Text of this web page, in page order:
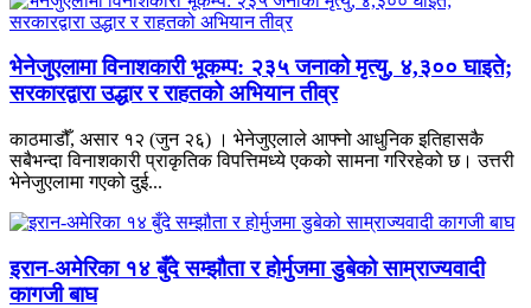
भेनेजुएलामा विनाशकारी भूकम्प: २३५ जनाको मृत्यु, ४,३०० घाइते;
सरकारद्वारा उद्धार र राहतको अभियान तीव्र
काठमाडौँ, असार १२ (जुन २६) । भेनेजुएलाले आफ्नो आधुनिक इतिहासकै
सबैभन्दा विनाशकारी प्राकृतिक विपत्तिमध्ये एकको सामना गरिरहेको छ। उत्तरी
भेनेजुएलामा गएको दुई...
इरान-अमेरिका १४ बुँदे सम्झौता र होर्मुजमा डुबेको साम्राज्यवादी
कागजी बाघ